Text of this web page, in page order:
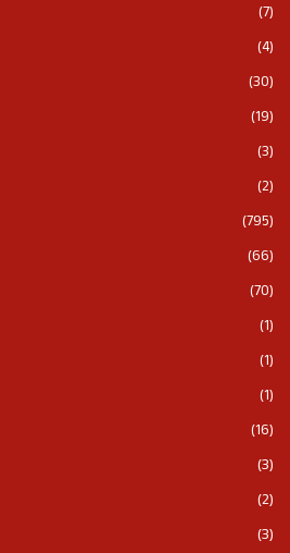
(7)
(4)
(30)
(19)
(3)
(2)
(795)
(66)
(70)
(1)
(1)
(1)
(16)
(3)
(2)
(3)